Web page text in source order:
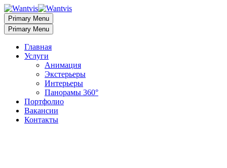
Primary Menu
Primary Menu
Главная
Услуги
Анимация
Экстерьеры
Интерьеры
Панорамы 360°
Портфолио
Вакансии
Контакты